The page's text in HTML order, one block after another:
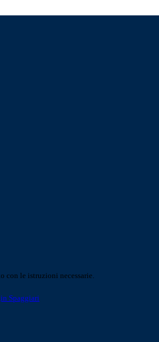
con le istruzioni necessarie.
Spaggiari